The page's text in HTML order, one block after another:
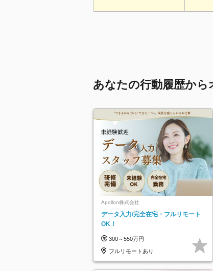
あなたの行動履歴から
Apollon株式会社
データ入力/完全在宅・フルリモート
OK！
300～550万円
フルリモートあり